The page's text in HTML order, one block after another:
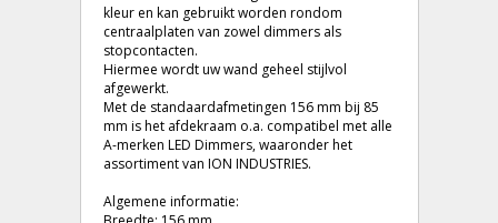
kleur en kan gebruikt worden rondom
centraalplaten van zowel dimmers als
stopcontacten.
Hiermee wordt uw wand geheel stijlvol
afgewerkt.
Met de standaardafmetingen 156 mm bij 85
mm is het afdekraam o.a. compatibel met alle
A-merken LED Dimmers, waaronder het
assortiment van ION INDUSTRIES.
Algemene informatie: